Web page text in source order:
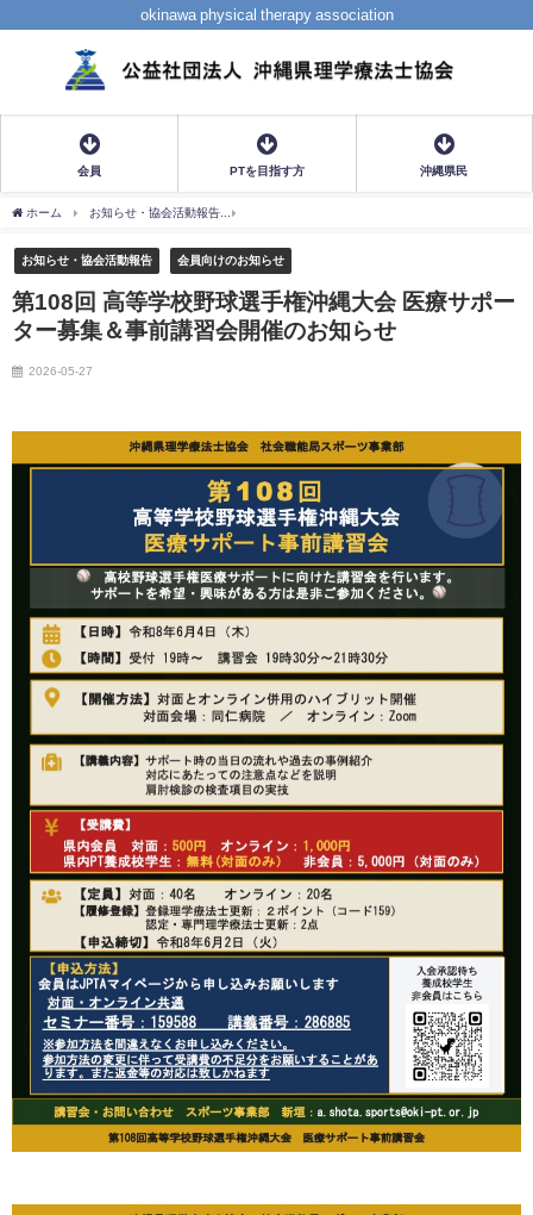
okinawa physical therapy association
会員 PTを目指す方 沖縄県民
ホーム お知らせ・協会活動報告
お知らせ・協会活動報告 会員向けのお知らせ
第108回 高等学校野球選手権沖縄大会 医療サポー
ター募集＆事前講習会開催のお知らせ
2026-05-27